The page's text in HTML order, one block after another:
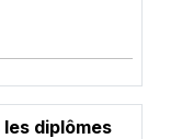
diplômes